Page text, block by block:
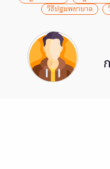
วิธีปฐมพยาบาล